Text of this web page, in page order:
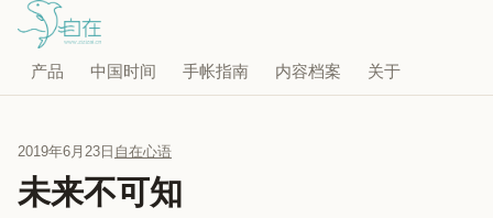
产品 中国时间 手帐指南 内容档案 关于
2019年6月23日 自在心语
未来不可知